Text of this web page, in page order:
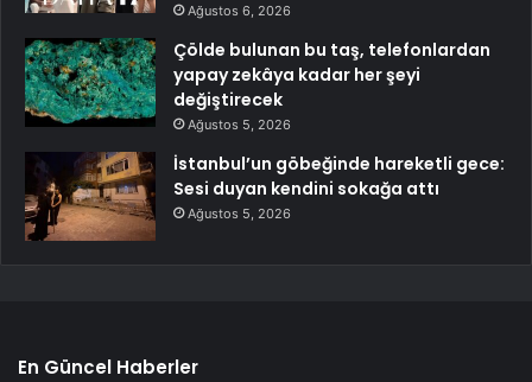
Ağustos 6, 2026
Çölde bulunan bu taş, telefonlardan
yapay zekâya kadar her şeyi
değiştirecek
Ağustos 5, 2026
İstanbul’un göbeğinde hareketli gece:
Sesi duyan kendini sokağa attı
Ağustos 5, 2026
En Güncel Haberler